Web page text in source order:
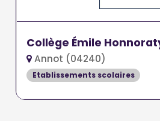
Collège Émile
Annot (04240)
Etablissements scolaires